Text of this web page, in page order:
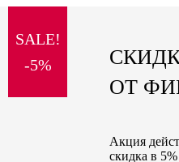
sale
special price
SALE!
-5%
ОТ
Акция
скидка в